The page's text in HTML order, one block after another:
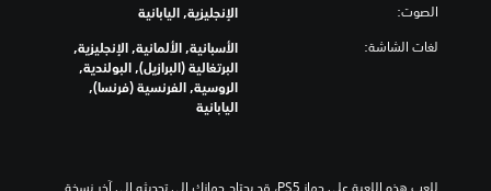
الصوت: الإنجليزية, اليابانية
لغات الشاشة:
الأسبانية, الألمانية, الإنجليزية,
البرتغالية (البرازيل), البولندية,
الروسية, الفرنسية (فرنسا),
اليابانية